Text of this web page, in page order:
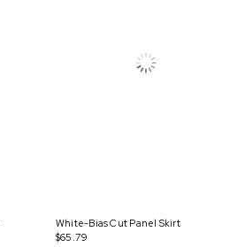
White-Bias Cut Panel Skirt
$65.79